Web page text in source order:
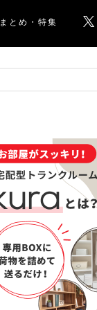
まとめ・特集